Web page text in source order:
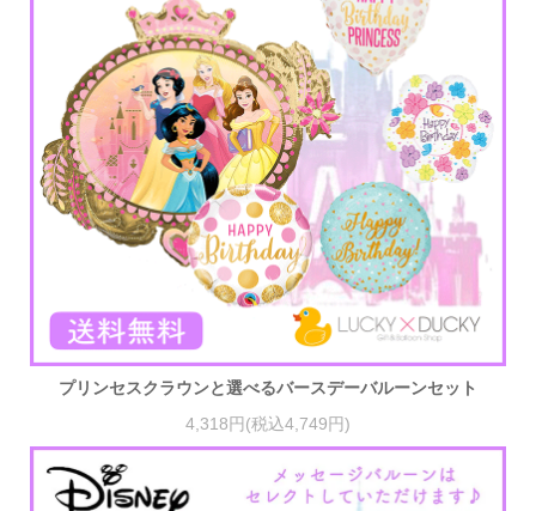
プリンセスクラウンと選べるバースデーバルーンセット
4,318円(税込4,749円)